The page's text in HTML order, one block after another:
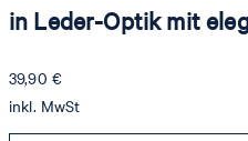
in Leder-Optik mit
39,90 €
inkl. MwSt